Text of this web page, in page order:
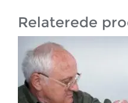
Relaterede